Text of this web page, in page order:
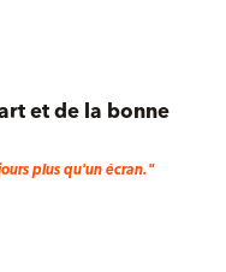
et de la bonne
plus qu'un écran."